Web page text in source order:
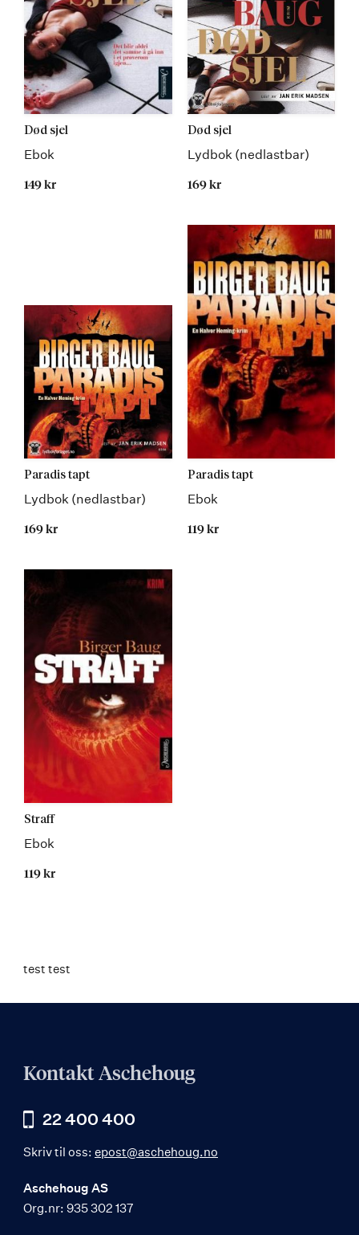
Død sjel
Ebok
149 kr
Død sjel
Lydbok (nedlastbar)
169 kr
Paradis tapt
Lydbok (nedlastbar)
169 kr
Paradis tapt
Ebok
119 kr
Straff
Ebok
119 kr
test test
Kontakt Aschehoug
22 400 400
Skriv til oss: epost@aschehoug.no
Aschehoug AS
Org.nr: 935 302 137